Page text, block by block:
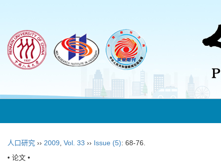
人口研究 ›› 2009 Vol. 33 ›› Issue (5): 68-76.
• 论文 •